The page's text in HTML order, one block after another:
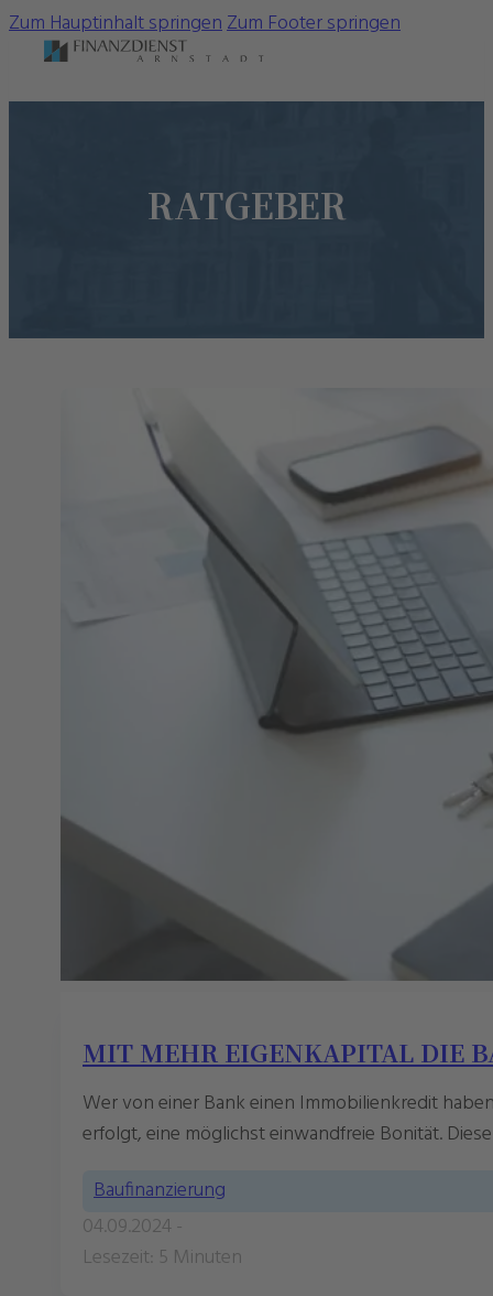
Zum Hauptinhalt springenZum Footer springen
RATGEBER
MIT MEHR EIGENKAPITAL DIE
Wer von einer Bank einen Immobilienkredit
erfolgt, eine möglichst einwandfreie Bonität.
Baufinanzierung
04.09.2024 -
Lesezeit: 5 Minuten